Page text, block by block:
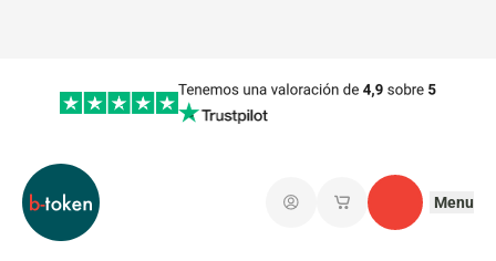
Iniciar sesiónMis carritos de
Contacto
Menu